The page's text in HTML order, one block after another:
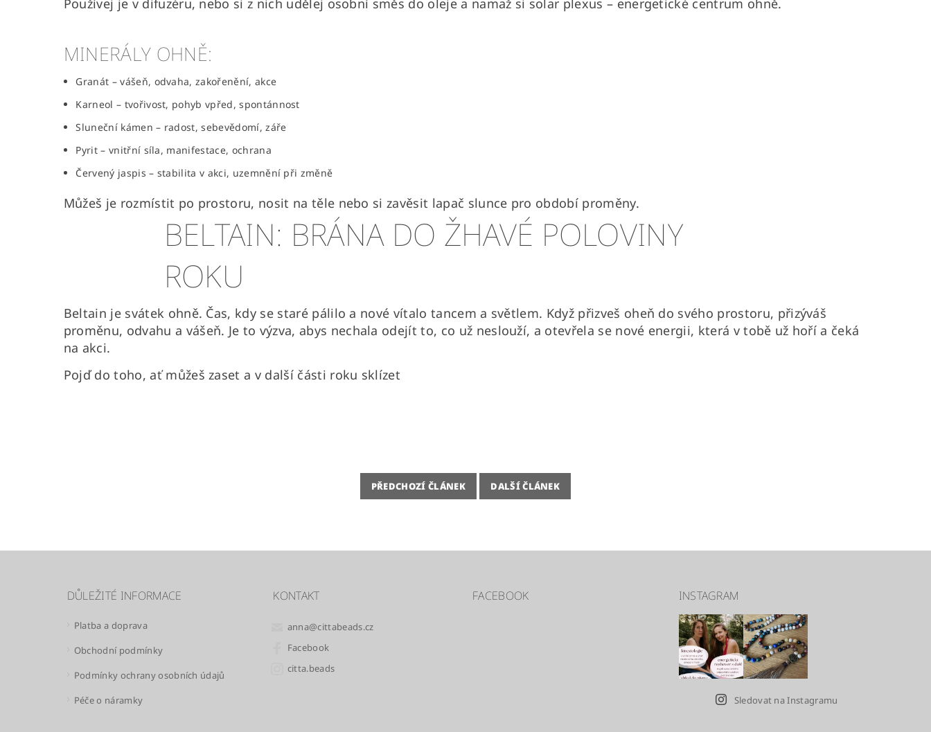
Používej je v difuzéru, nebo si z nich udělej osobní směs do oleje a namaž si solar plexus – energetické centrum ohně.
MINERÁLY OHNĚ:
Granát – vášeň, odvaha, zakořenění, akce
Karneol – tvořivost, pohyb vpřed, spontánnost
Sluneční kámen – radost, sebevědomí, záře
Pyrit – vnitřní síla, manifestace, ochrana
Červený jaspis – stabilita v akci, uzemnění při změně
Můžeš je rozmístit po prostoru, nosit na těle nebo si zavěsit lapač slunce pro období proměny.
BELTAIN: BRÁNA DO ŽHAVÉ POLOVINY
ROKU
Beltain je svátek ohně. Čas, kdy se staré pálilo a nové vítalo tancem a světlem. Když přizveš oheň do svého prostoru, přizýváš
proměnu, odvahu a vášeň. Je to výzva, abys nechala odejít to, co už neslouží, a otevřela se nové energii, která v tobě už hoří a čeká
na akci.
Pojď do toho, ať můžeš zaset a v další části roku sklízet
PŘEDCHOZÍ ČLÁNEK DALŠÍ ČLÁNEK
DŮLEŽITÉ INFORMACE
Platba a doprava
Obchodní podmínky
Podmínky ochrany osobních údajů
Péče o náramky
KONTAKT
anna@cittabeads.cz
Facebook
citta.beads
FACEBOOK INSTAGRAM
Sledovat na Instagramu